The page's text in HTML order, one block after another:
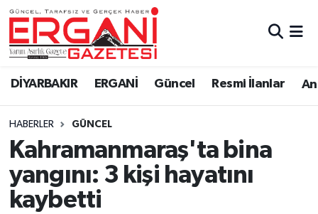
DİYARBAKIR ERGANİ Güncel Resmi İlanlar
HABERLER GÜNCEL
Kahramanmaraş'ta bina
yangını: 3 kişi hayatını
kaybetti
DİYARBAKIR
BİSMİL
BAĞLAR
ERGANİ
Güncel
Resmi İlanlar
Ergani Nöbetçi Eczaneler
Ergani Hava Durumu
Ergani Trafik Yoğunluk Haritası
Süper Lig Puan Durumu ve Fikstür
Tüm Manşetler